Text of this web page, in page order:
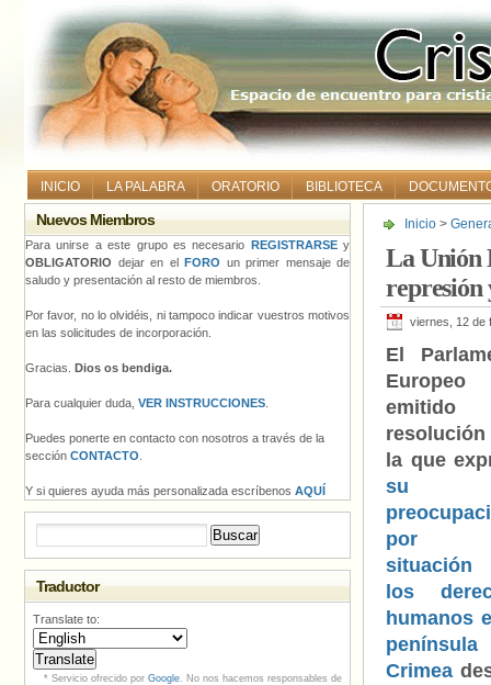
INICIO LA PALABRA ORATORIO BIBLIOTECA
Inicio >
La Unión
represión
viernes, 12 de
El
emitido
la que
su
por
los
humanos
Crimea
Nuevos Miembros
Para unirse a este grupo es necesario REGISTRARSEy
OBLIGATORIO dejar en el FORO un primer mensaje de
saludo y presentación al resto de miembros.
Por favor, no lo olvidéis, ni tampoco indicar vuestros motivos
en las solicitudes de incorporación.
Gracias. Dios os bendiga.
Para cualquier duda, VER INSTRUCCIONES
Puedes ponerte en contacto con nosotros a través de la
sección CONTACTO
Y si quieres ayuda más personalizada escríbenos AQUÍ
Traductor
Translate to:
* Servicio ofrecido por Google. No nos hacemos responsables de